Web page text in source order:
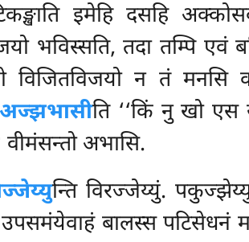
इमेहि दसहि
भविस्सति, तदा तम्पि एवं
विजितविजयो न तं मनसि
अज्झभासीति ‘‘किं नु खो एस
वीमंसन्तो अभासि.
न्ति विरज्जेय्युं.
उपसमंयेवाहं बालस्स पटिसेधनं